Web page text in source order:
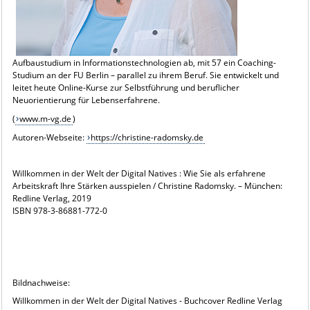
Aufbaustudium in Informationstechnologien ab, mit 57 ein Coaching-
Studium an der FU Berlin – parallel zu ihrem Beruf. Sie entwickelt und
leitet heute Online-Kurse zur Selbstführung und beruflicher
Neuorientierung für Lebenserfahrene.
( www.m-vg.de)
Autoren-Webseite: https://christine-radomsky.de
Willkommen in der Welt der Digital Natives : Wie Sie als erfahrene
Arbeitskraft Ihre Stärken ausspielen / Christine Radomsky. – München:
Redline Verlag, 2019
ISBN 978-3-86881-772-0
Bildnachweise:
Willkommen in der Welt der Digital Natives - Buchcover Redline Verlag